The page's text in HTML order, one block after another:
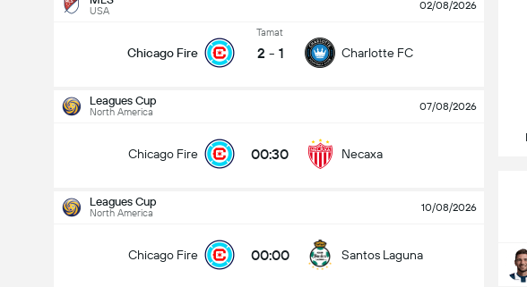
USA 02/08/2026
Chicago Fire
Tamat
2 - 1 Charlotte FC
Leagues Cup
North America 07/08/2026
Chicago Fire 00:30 Necaxa
Leagues Cup
North America 10/08/2026
Chicago Fire 00:00 Santos Laguna